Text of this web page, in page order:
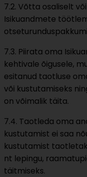
7.2. Võtta osaliselt
Isikuandmete
7.3. Piirata oma
kehtivale õigusele,
esitanud taotluse
või kustutamiseks
on võimalik täita.
7.4. Taotleda oma
kustutamist ei saa
kustutamist
nt lepingu,
täitmiseks.